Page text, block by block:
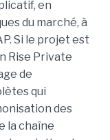
en
du marché, à
Si le projet est
Rise Private
de
qui
des
la chaîne